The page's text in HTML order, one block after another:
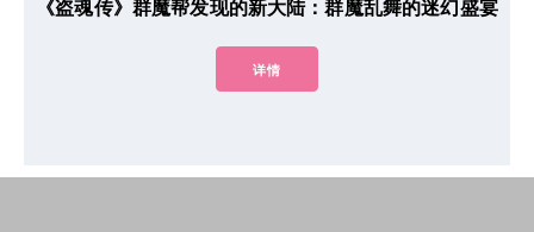
《盗魂传》群魔帮发现的新大陆：群魔乱舞的迷幻盛宴
详情